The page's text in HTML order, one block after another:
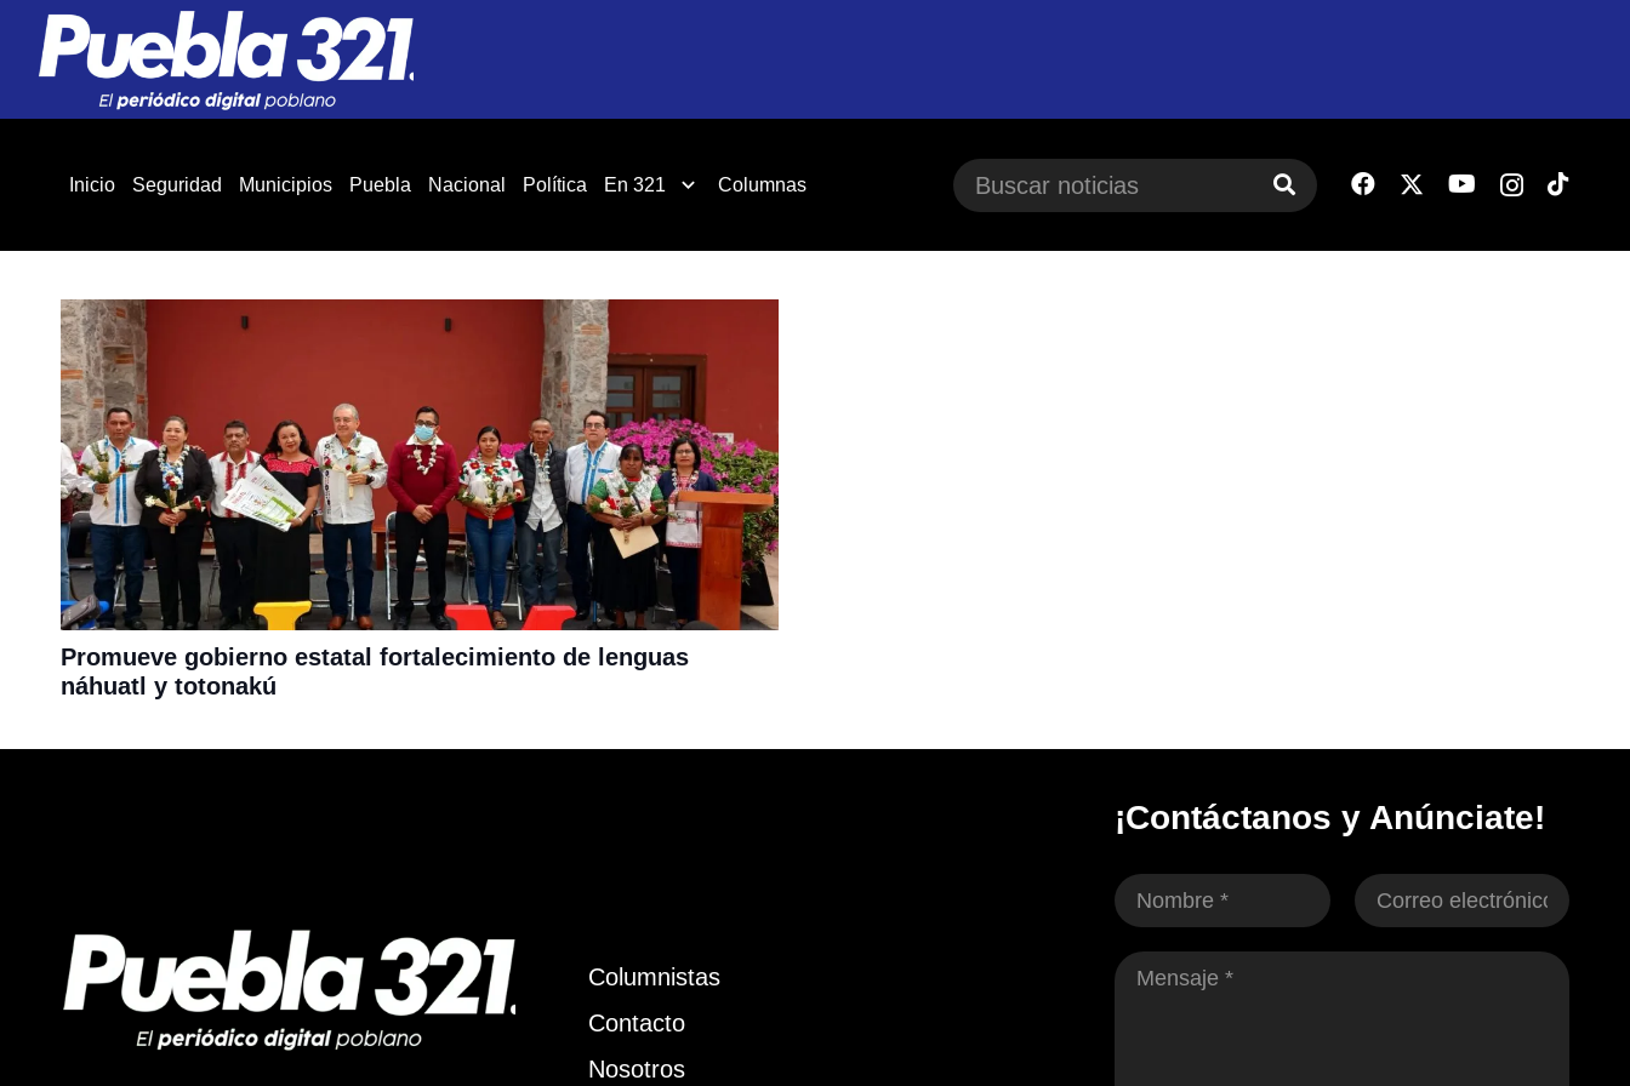
Inicio Seguridad Municipios Puebla Nacional Política En 321 Columnas
Promueve gobierno estatal fortalecimiento de lenguas
náhuatl y totonakú
Columnistas
Contacto
Nosotros
¡Contáctanos y Anúnciate!